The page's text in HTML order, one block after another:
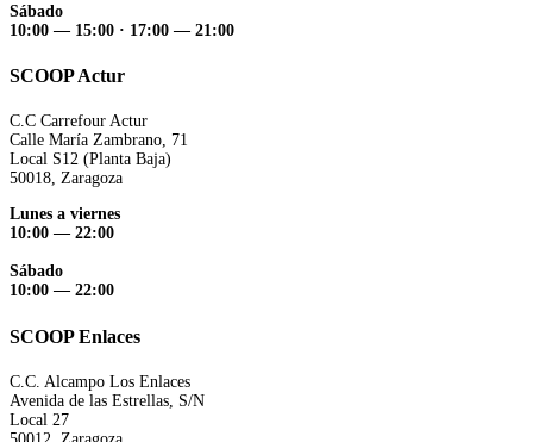
Sábado
10:00 — 15:00 · 17:00 — 21:00
SCOOP Actur
C.C Carrefour Actur
Calle María Zambrano, 71
Local S12 (Planta Baja)
50018, Zaragoza
Lunes a viernes
10:00 — 22:00
Sábado
10:00 — 22:00
SCOOP Enlaces
C.C. Alcampo Los Enlaces
Avenida de las Estrellas, S/N
Local 27